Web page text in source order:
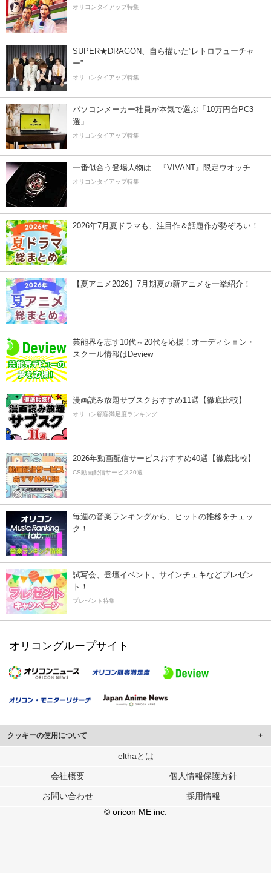
オリコンタイアップ特集
SUPER★DRAGON、自ら描いた”レトロフューチャ
ー”
オリコンタイアップ特集
パソコンメーカー社員が本気で選ぶ「10万円台PC3
選」
オリコンタイアップ特集
一番似合う登場人物は…『VIVANT』限定ウオッチ
オリコンタイアップ特集
2026年7月夏ドラマも、注目作＆話題作が勢ぞろい！
【夏アニメ2026】7月期夏の新アニメを一挙紹介！
芸能界を志す10代～20代を応援！オーディション・
スクール情報はDeview
漫画読み放題サブスクおすすめ11選【徹底比較】
オリコン顧客満足度ランキング
2026年動画配信サービスおすすめ40選【徹底比較】
CS動画配信サービス20選
毎週の音楽ランキングから、ヒットの推移をチェッ
ク！
試写会、登壇イベント、サインチェキなどプレゼン
ト！
プレゼント特集
オリコングループサイト
クッキーの使用について
このサイトでは Cookie を使用して、ユーザーに合わせたコンテンツや広告の
行っています。
メディアや広告配信、データ解析の各パートナーに提供しています。
各パートナーは、この情報とユーザーが各パートナーに提供した他の情報や、
ユーザーが各パートナーのサービスを使用したときに収集した他の情報を組み
elthaとは
会社概要 個人情報保護方針
お問い合わせ
採用情報
© oricon ME inc.